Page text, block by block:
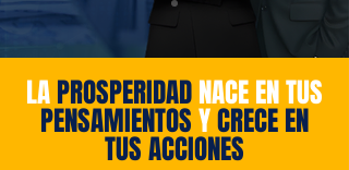
LAPROSPERIDADNACE EN TUS
PENSAMIENTOSYCRECE EN
TUS ACCIONES